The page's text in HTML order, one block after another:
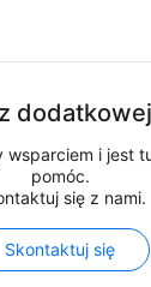
wsparciem i jest
pomóc.
się z nami.
Skontaktuj się